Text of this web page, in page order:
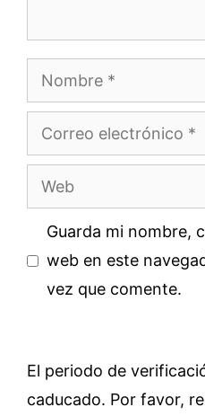
Nombre
Correo
electrónico
Web
Guarda mi nombre,
web en este
vez que comente.
El periodo de
caducado. Por favor,